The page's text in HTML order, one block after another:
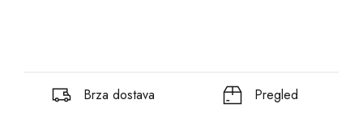
Brza dostava Pregled